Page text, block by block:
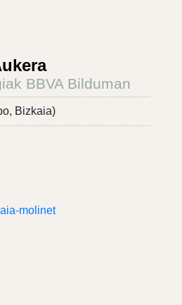
BBVA Bilduman
Bizkaia)